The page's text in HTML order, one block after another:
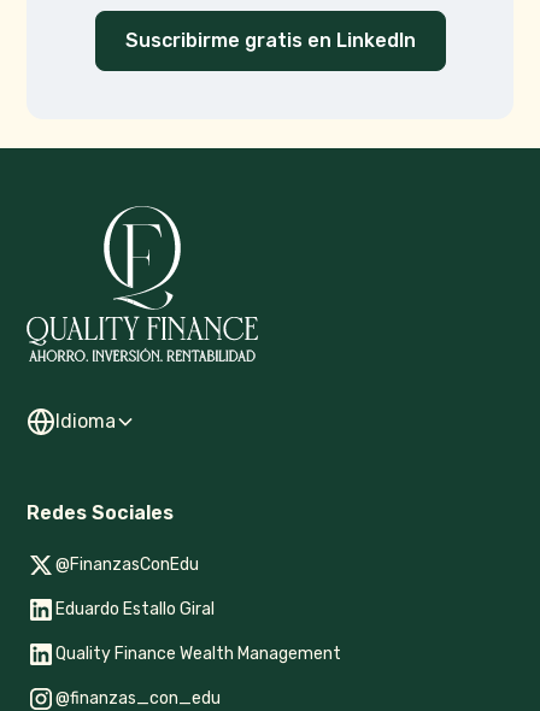
Suscribirme gratis en LinkedIn
Idioma
Redes Sociales
@FinanzasConEdu
Eduardo Estallo Giral
Quality Finance Wealth Management
@finanzas_con_edu